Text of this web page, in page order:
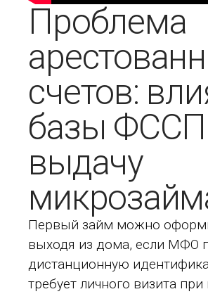
Проблема
счетов:
базы ФССП
выдачу
Первый займ можно
выходя из дома, если МФО
дистанционную
требует личного визита